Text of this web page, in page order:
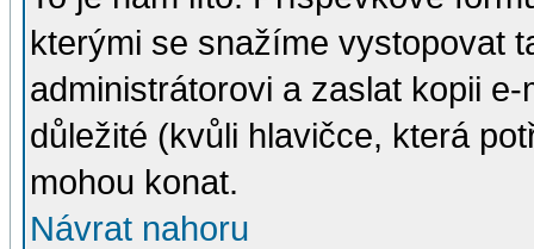
kterými se snažíme vystopovat
administrátorovi a zaslat kopii
důležité (kvůli hlavičce, která
mohou konat.
Návrat nahoru